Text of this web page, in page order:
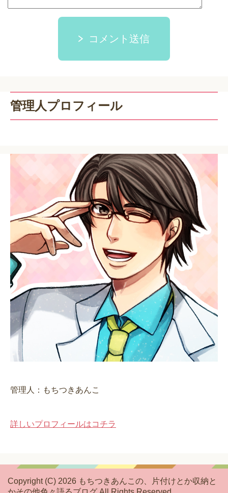
コメント送信
管理人プロフィール
管理人：もちつきあんこ
詳しいプロフィールはコチラ
Copyright (C) 2026 もちつきあんこの、片付けとか収納と